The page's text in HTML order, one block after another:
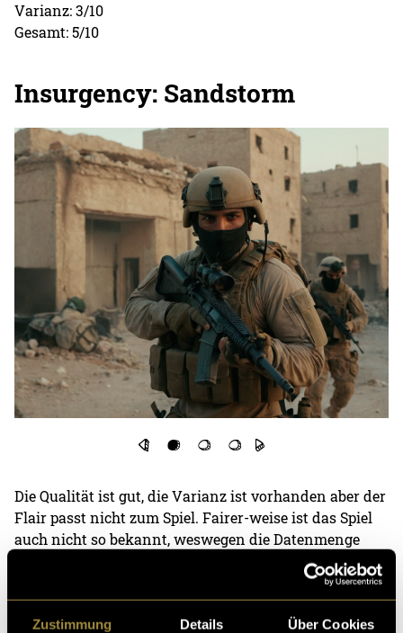
Zustimmung Details Über Cookies
Varianz: 3/10
Gesamt: 5/10
Insurgency: Sandstorm
Die Qualität ist gut, die Varianz ist vorhanden aber der
Flair passt nicht zum Spiel. Fairer-weise ist das Spiel
auch nicht so bekannt, weswegen die Datenmenge
exakt aufs Spiel bezogen sehr dürftig bis gar nicht
vorhanden sein wird. Mir gefällt, wie mutig «Fooocus»
hier wird und ganz eigene Details einfliessen lässt.